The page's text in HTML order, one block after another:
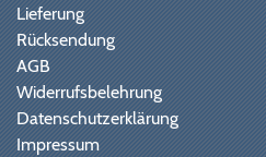
Lieferung
Rücksendung
AGB
Widerrufsbelehrung
Datenschutzerklärung
Impressum